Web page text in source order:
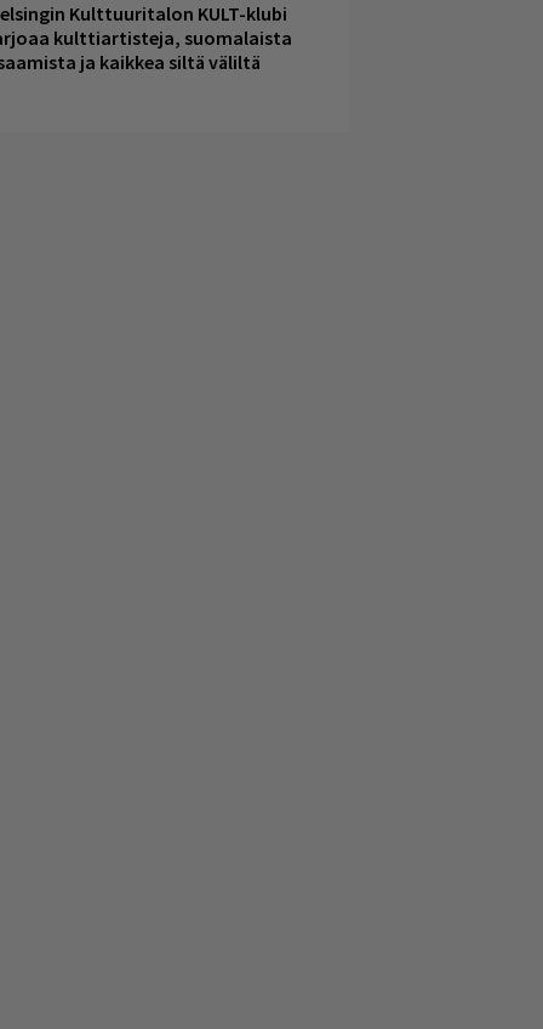
Kulttuuritalon KULT-klubi
kulttiartisteja, suomalaista
ja kaikkea siltä väliltä